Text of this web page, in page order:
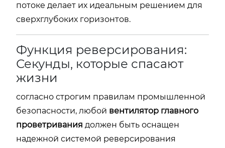
потоке делает их идеальным решением для
сверхглубоких горизонтов.
Функция реверсирования:
Секунды, которые спасают
жизни
согласно строгим правилам промышленной
безопасности, любой вентилятор главного
проветривания должен быть оснащен
надежной системой реверсирования